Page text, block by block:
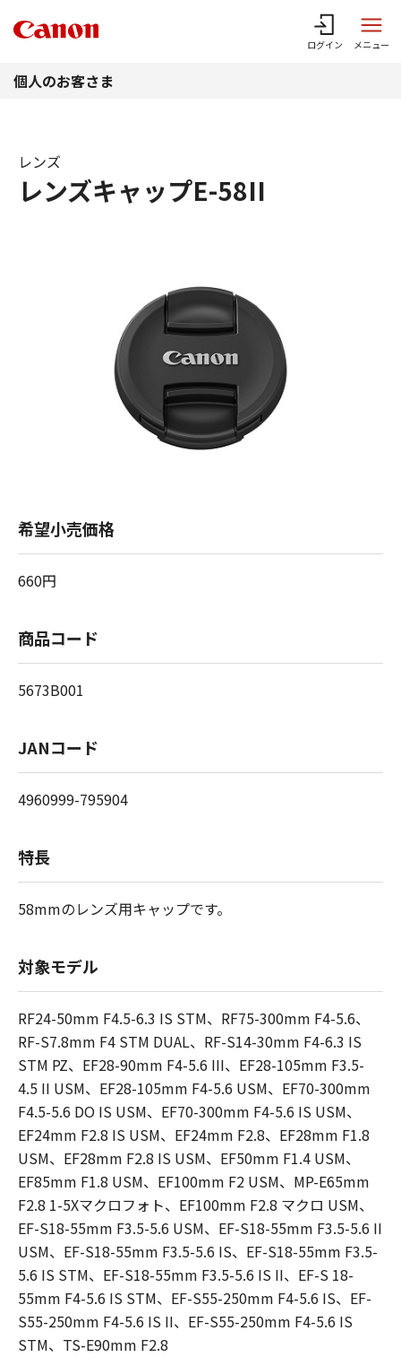
ログイン メニュー
個人のお客さま
レンズキャップE-58II
レンズ
希望小売価格
660円
商品コード
5673B001
JANコード
4960999-795904
特長
58mmのレンズ用キャップです。
対象モデル
RF24-50mm F4.5-6.3 IS STM、RF75-300mm F4-5.6、
RF-S7.8mm F4 STM DUAL、RF-S14-30mm F4-6.3 IS
STM PZ、EF28-90mm F4-5.6 III、EF28-105mm F3.5-
4.5 II USM、EF28-105mm F4-5.6 USM、EF70-300mm
F4.5-5.6 DO IS USM、EF70-300mm F4-5.6 IS USM、
EF24mm F2.8 IS USM、EF24mm F2.8、EF28mm F1.8
USM、EF28mm F2.8 IS USM、EF50mm F1.4 USM、
EF85mm F1.8 USM、EF100mm F2 USM、MP-E65mm
F2.8 1-5Xマクロフォト、EF100mm F2.8 マクロ USM、
EF-S18-55mm F3.5-5.6 USM、EF-S18-55mm F3.5-5.6 II
USM、EF-S18-55mm F3.5-5.6 IS、EF-S18-55mm F3.5-
5.6 IS STM、EF-S18-55mm F3.5-5.6 IS II、EF-S 18-
55mm F4-5.6 IS STM、EF-S55-250mm F4-5.6 IS、EF-
S55-250mm F4-5.6 IS II、EF-S55-250mm F4-5.6 IS
STM、TS-E90mm F2.8